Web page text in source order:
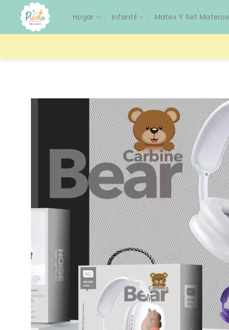
contenido
Hogar Infantil Mates Y Set Materos